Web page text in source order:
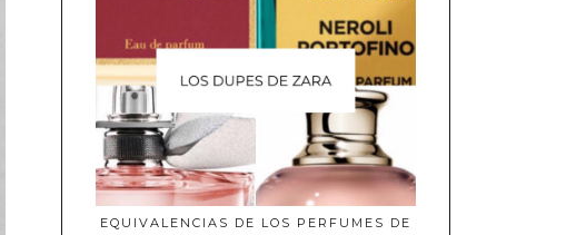
EQUIVALENCIAS DE LOS PERFUMES DE